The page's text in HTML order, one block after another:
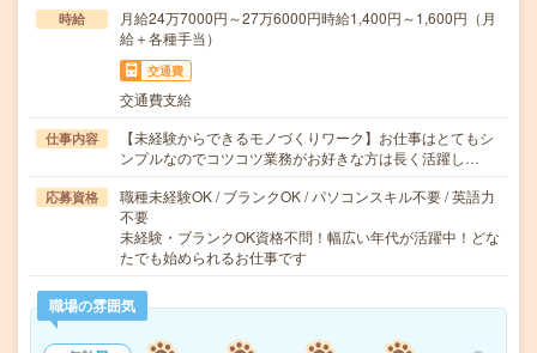
時給
月給24万7000円～27万6000円時給1,400円～1,600円（月
給＋各種手当）
交通費
交通費支給
仕事内容
【未経験からできるモノづくりワーク】お仕事はとてもシ
ンプルなのでコツコツ業務がお好きな方は長く活躍し…
応募資格
職種未経験OK / ブランクOK / パソコンスキル不要 / 英語力
不要
未経験・ブランクOK資格不問！幅広い年代が活躍中！どな
たでも始められるお仕事です
職場の雰囲気